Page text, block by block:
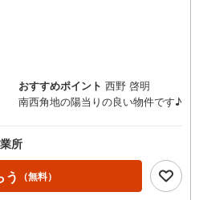
おすすめポイント 西野 啓明
南西角地の陽当りの良い物件です♪
所
う （無料）